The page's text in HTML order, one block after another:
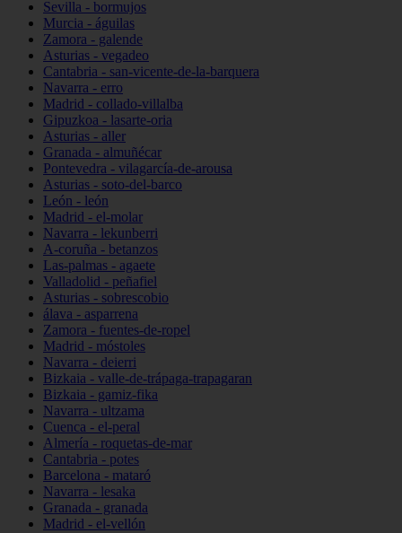
Sevilla - bormujos
Murcia - águilas
Zamora - galende
Asturias - vegadeo
Cantabria - san-vicente-de-la-barquera
Navarra - erro
Madrid - collado-villalba
Gipuzkoa - lasarte-oria
Asturias - aller
Granada - almuñécar
Pontevedra - vilagarcía-de-arousa
Asturias - soto-del-barco
León - león
Madrid - el-molar
Navarra - lekunberri
A-coruña - betanzos
Las-palmas - agaete
Valladolid - peñafiel
Asturias - sobrescobio
álava - asparrena
Zamora - fuentes-de-ropel
Madrid - móstoles
Navarra - deierri
Bizkaia - valle-de-trápaga-trapagaran
Bizkaia - gamiz-fika
Navarra - ultzama
Cuenca - el-peral
Almería - roquetas-de-mar
Cantabria - potes
Barcelona - mataró
Navarra - lesaka
Granada - granada
Madrid - el-vellón